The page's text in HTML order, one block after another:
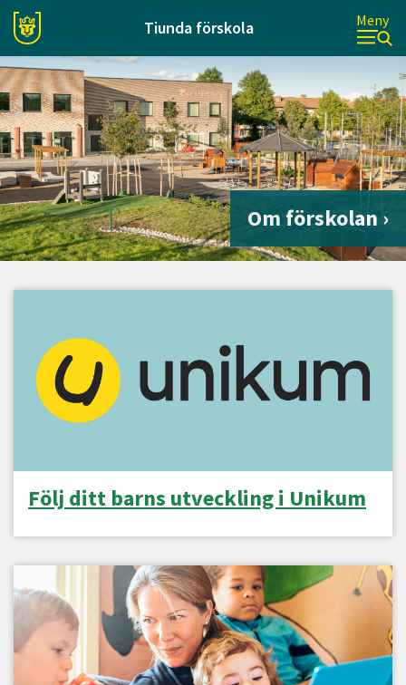
Tiunda förskola Meny
Om förskolan
Följ ditt barns utveckling i Unikum